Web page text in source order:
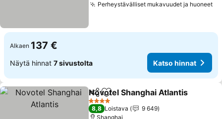
Perheystävälliset mukavuudet ja huoneet
Alkaen 137 €
Näytä hinnat 7 sivustolta Katso hinnat
Jaa Lisää suosikkeihin
Novotel Shanghai Atlantis
4 Tähtiluokitus
8,8 Loistava
9 649
Shanghai